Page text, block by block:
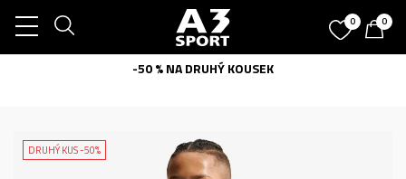
0 0
-50 % NA DRUHÝ KOUSEK
DRUHÝ KUS -50%